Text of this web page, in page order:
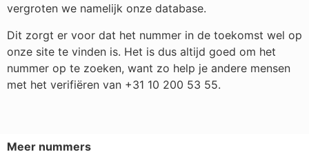
vergroten we namelijk onze database.
Dit zorgt er voor dat het nummer in de toekomst wel op
onze site te vinden is. Het is dus altijd goed om het
nummer op te zoeken, want zo help je andere mensen
met het verifiëren van +31 10 200 53 55.
Meer nummers